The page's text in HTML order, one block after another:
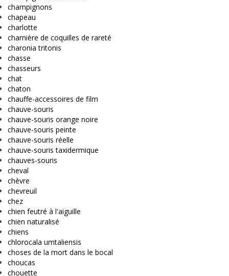
champignons
chapeau
charlotte
charnière de coquilles de rareté
charonia tritonis
chasse
chasseurs
chat
chaton
chauffe-accessoires de film
chauve-souris
chauve-souris orange noire
chauve-souris peinte
chauve-souris réelle
chauve-souris taxidermique
chauves-souris
cheval
chèvre
chevreuil
chez
chien feutré à l'aiguille
chien naturalisé
chiens
chlorocala umtaliensis
choses de la mort dans le bocal
choucas
chouette